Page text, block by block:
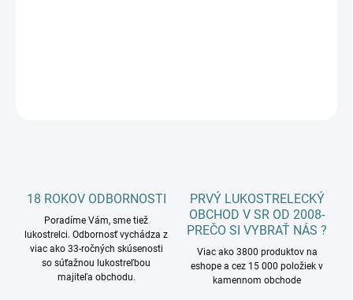
18 ROKOV ODBORNOSTI
Poradíme Vám, sme tiež
lukostrelci. Odbornosť vychádza z
viac ako 33-ročných skúsenosti
so súťažnou lukostreľbou
majiteľa obchodu.
PRVÝ LUKOSTRELECKÝ
OBCHOD V SR OD 2008-
PREČO SI VYBRAŤ NÁS ?
Viac ako 3800 produktov na
eshope a cez 15 000 položiek v
kamennom obchode